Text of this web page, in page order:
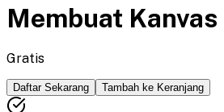
Membuat
Gratis
Daftar Sekarang Tambah ke Keranjang